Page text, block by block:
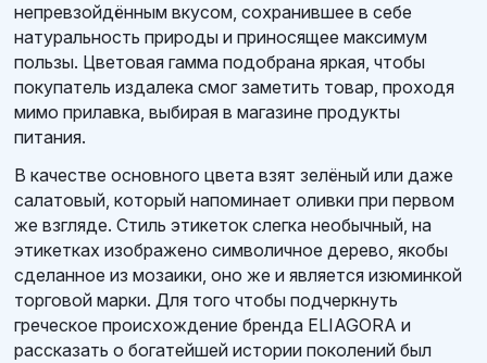
непревзойдённым вкусом, сохранившее в себе
натуральность природы и приносящее максимум
пользы. Цветовая гамма подобрана яркая, чтобы
покупатель издалека смог заметить товар, проходя
мимо прилавка, выбирая в магазине продукты
питания.
В качестве основного цвета взят зелёный или даже
салатовый, который напоминает оливки при первом
же взгляде. Стиль этикеток слегка необычный, на
этикетках изображено символичное дерево, якобы
сделанное из мозаики, оно же и является изюминкой
торговой марки. Для того чтобы подчеркнуть
греческое происхождение бренда ELIAGORA и
рассказать о богатейшей истории поколений был